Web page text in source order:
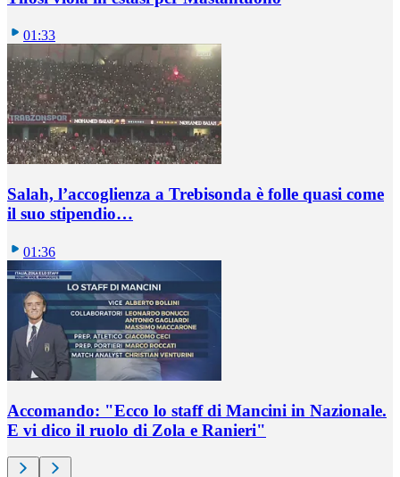
01:33
Salah, l’accoglienza a Trebisonda è folle quasi come
il suo stipendio…
01:36
Accomando: "Ecco lo staff di Mancini in Nazionale.
E vi dico il ruolo di Zola e Ranieri"